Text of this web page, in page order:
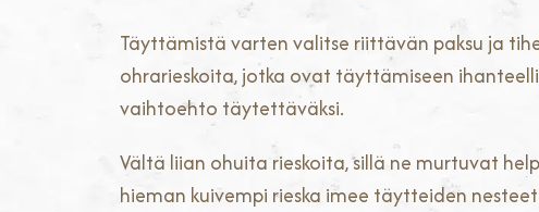
Täyttämistä varten valitse riittävän paksu ja
ohrarieskoita, jotka ovat täyttämiseen
vaihtoehto täytettäväksi.
Vältä liian ohuita rieskoita, sillä ne murtuvat
hieman kuivempi rieska imee täytteiden